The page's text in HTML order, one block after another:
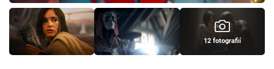
TV Program
Sledujte prima+ 12 fotografií